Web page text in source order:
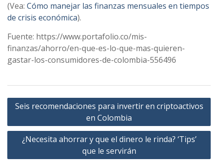
(Vea: Cómo manejar las finanzas mensuales en tiempos
de crisis económica).
Fuente: https://www.portafolio.co/mis-
finanzas/ahorro/en-que-es-lo-que-mas-quieren-
gastar-los-consumidores-de-colombia-556496
Navegación
entradas
Seis recomendaciones para invertir en criptoactivos
en Colombia
¿Necesita ahorrar y que el dinero le rinda? ‘Tips’
que le servirán